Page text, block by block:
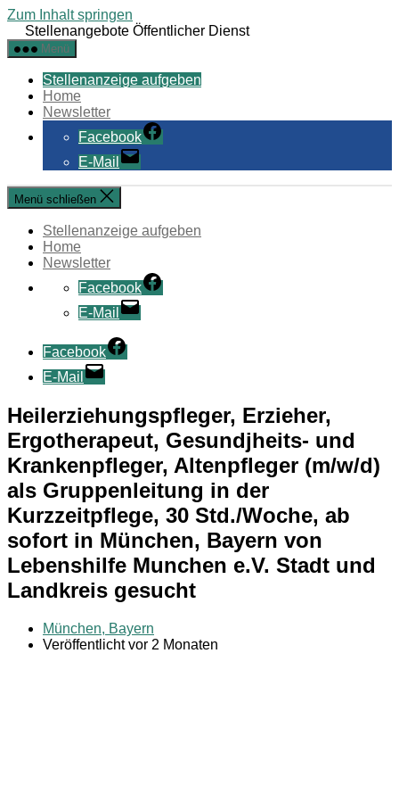
Zum Inhalt springen
Stellenangebote Öffentlicher Dienst
Menü
Stellenanzeige aufgeben
Home
Newsletter
Facebook
E-Mail
Menü schließen
Stellenanzeige aufgeben
Home
Newsletter
Facebook
E-Mail
Facebook
E-Mail
Heilerziehungspfleger, Erzieher,
Ergotherapeut, Gesundjheits- und
Krankenpfleger, Altenpfleger (m/w/d)
als Gruppenleitung in der
Kurzzeitpflege, 30 Std./Woche, ab
sofort in München, Bayern von
Lebenshilfe Munchen e.V. Stadt und
Landkreis gesucht
München, Bayern
Veröffentlicht vor 2 Monaten